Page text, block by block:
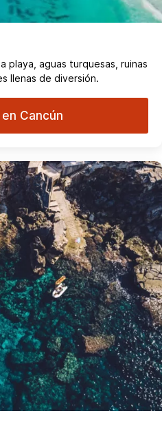
playa, aguas turquesas, ruinas
llenas de diversión.
Cancún